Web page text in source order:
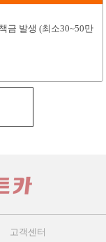
금 발생 (최소30~50만
고객센터